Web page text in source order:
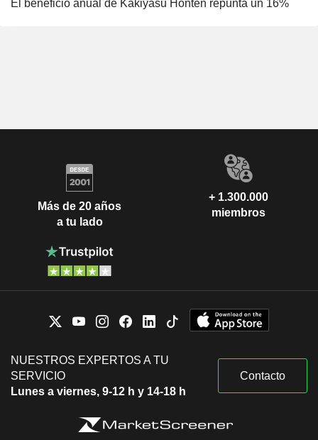
El beneficio anual de Kakiyasu Honten repunta un 16%
Más de 20 años
a tu lado
+ 1.300.000
miembros
NUESTROS EXPERTOS A TU
SERVICIO
Lunes a viernes, 9-12 h y 14-18 h
Contacto